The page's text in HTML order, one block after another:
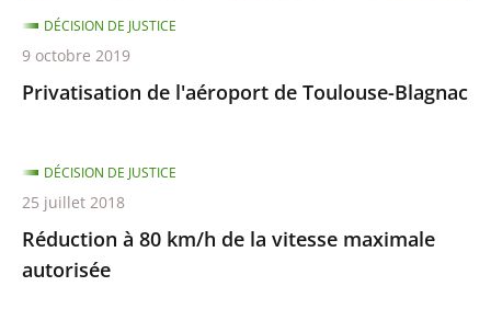
Privatisation de l'aéroport de Toulouse-Blagnac
DÉCISION DE JUSTICE
9 octobre 2019
Réduction à 80 km/h de la vitesse maximale
autorisée
DÉCISION DE JUSTICE
25 juillet 2018